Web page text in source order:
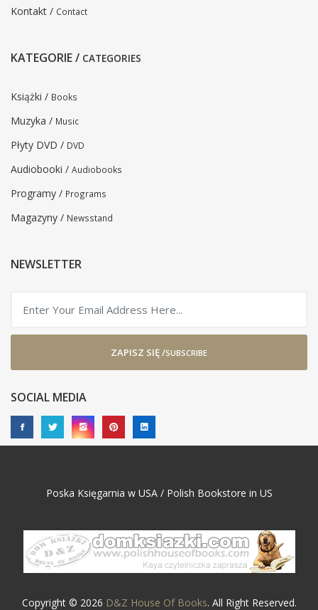
Kontakt / Contact
KATEGORIE / CATEGORIES
Książki / Books
Muzyka / Music
Płyty DVD / DVD
Audiobooki / Audiobooks
Programy / Programs
Magazyny / Newsstand
NEWSLETTER
ZAPISZ SIĘ /SUBSCRIBE
SOCIAL MEDIA
Poska Księgarnia w USA / Polish Bookstore in US
Copyright © 2026 D&Z House Of Books. All Right Reserved.